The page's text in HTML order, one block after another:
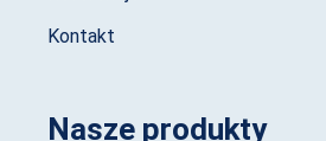
Kontakt
Nasze produkty